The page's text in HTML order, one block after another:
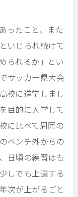
ったこと、また
いじられ続けて
られるか」とい
サッカー県大会
校に進学しまし
目的に入学して
に比べて周囲の
ベンチ外からの
日頃の練習はも
しでも上達する
次が上がるごと